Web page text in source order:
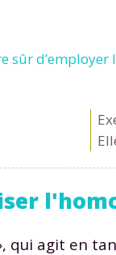
sûr d’employer
qui agit en